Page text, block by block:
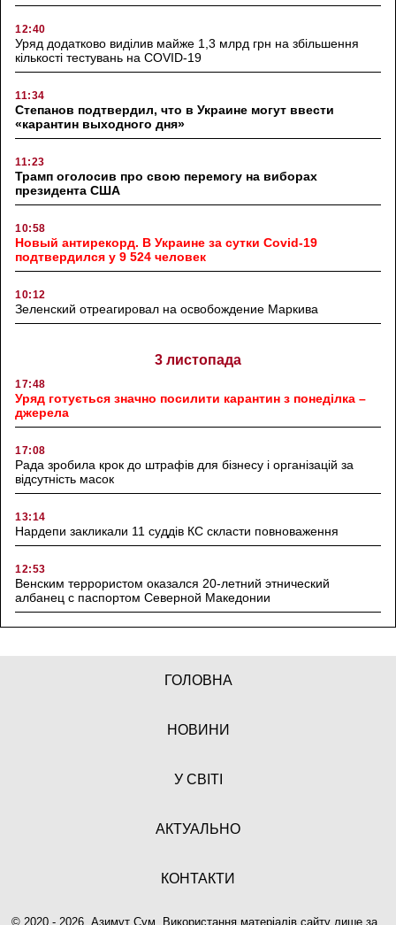
12:40
Уряд додатково виділив майже 1,3 млрд грн на збільшення
кількості тестувань на COVID-19
11:34
Степанов подтвердил, что в Украине могут ввести
«карантин выходного дня»
11:23
Трамп оголосив про свою перемогу на виборах
президента США
10:58
Новый антирекорд. В Украине за сутки Covid-19
подтвердился у 9 524 человек
10:12
Зеленский отреагировал на освобождение Маркива
3 листопада
17:48
Уряд готується значно посилити карантин з понеділка –
джерела
17:08
Рада зробила крок до штрафів для бізнесу і організацій за
відсутність масок
13:14
Нардепи закликали 11 суддів КС скласти повноваження
12:53
Венским террористом оказался 20-летний этнический
албанец с паспортом Северной Македонии
ГОЛОВНА
НОВИНИ
У СВІТІ
АКТУАЛЬНО
КОНТАКТИ
© 2020 - 2026, Азимут Сум. Використання матеріалів сайту лише за